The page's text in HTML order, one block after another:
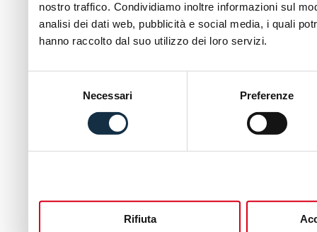
nostro traffico. Condividiamo inoltre informazioni sul
analisi dei dati web, pubblicità e social media, i quali
hanno raccolto dal suo utilizzo dei loro servizi.
Necessari Preferenze
Rifiuta